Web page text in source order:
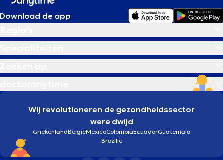
Download de app
Wij revolutioneren de gezondheidssector
wereldwijd
GriekenlandBelgiëMexicoColombiaEcuadorGuatemala
Brazilië